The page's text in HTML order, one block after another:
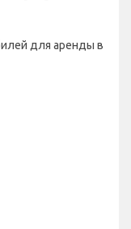
для аренды в